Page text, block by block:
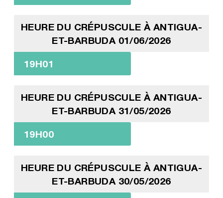
HEURE DU CRÉPUSCULE À ANTIGUA-
ET-BARBUDA 01/06/2026
19H01
HEURE DU CRÉPUSCULE À ANTIGUA-
ET-BARBUDA 31/05/2026
19H00
HEURE DU CRÉPUSCULE À ANTIGUA-
ET-BARBUDA 30/05/2026